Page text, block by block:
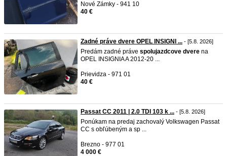
Nové Zámky - 941 10
40 €
Zadné práve dvere OPEL INSIGNI ... - [5.8. 2026]
Predám zadné práve spolujazdcove dvere na
OPEL INSIGNIA A 2012-20 ...
Prievidza - 971 01
40 €
Passat CC 2011 | 2.0 TDI 103 k ... - [5.8. 2026]
Ponúkam na predaj zachovalý Volkswagen Passat
CC s obľúbeným a sp ...
Brezno - 977 01
4 000 €